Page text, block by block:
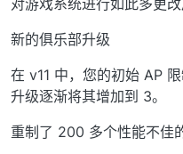
对游戏系统进行如此多更
新的俱乐部升级
在 v11 中，您的初始 AP
升级逐渐将其增加到 3。
重制了 200 多个性能不佳